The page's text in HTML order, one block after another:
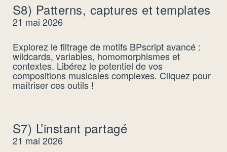
S8) Patterns, captures et templates
21 mai 2026
Explorez le filtrage de motifs BPscript avancé :
wildcards, variables, homomorphismes et
contextes. Libérez le potentiel de vos
compositions musicales complexes. Cliquez pour
maîtriser ces outils !
S7) L’instant partagé
21 mai 2026